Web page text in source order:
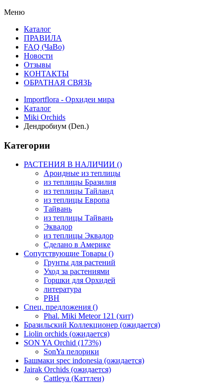
Меню
Каталог
ПРАВИЛА
FAQ (ЧаВо)
Новости
Отзывы
КОНТАКТЫ
ОБРАТНАЯ СВЯЗЬ
Importflora - Орхидеи мира
Каталог
Miki Orchids
Дендробиум (Den.)
Категории
РАСТЕНИЯ В НАЛИЧИИ ()
Ароидные из теплицы
из теплицы Бразилия
из теплицы Тайланд
из теплицы Европа
Тайвань
из теплицы Тайвань
Эквадор
из теплицы Эквадор
Сделано в Америке
Сопутствующие Товары ()
Грунты для растений
Уход за растениями
Горшки для Орхидей
литература
РВН
Спец. предложения ()
Phal. Miki Meteor 121 (хит)
Бразильский Коллекционер (ожидается)
Liolin orchids (ожидается)
SON YA Orchid (173%)
SonYa пелорики
Башмаки spec indonesia (ожидается)
Jairak Orchids (ожидается)
Cattleya (Каттлеи)